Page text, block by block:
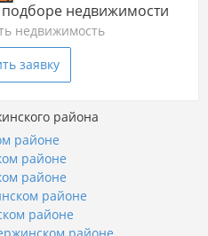
недвижимости
недвижимость
заявку
района
районе
районе
районе
районе
районе